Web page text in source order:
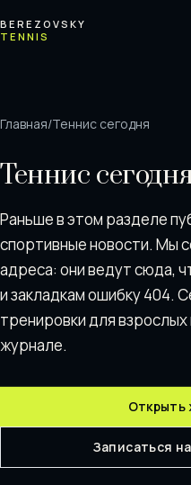
BEREZOVSKY
TENNIS
Главная/Теннис сегодня
Теннис
Раньше в этом разделе
спортивные новости. Мы
адреса: они ведут сюда,
и закладкам ошибку 404.
тренировки для
журнале.
Открыть
Записаться